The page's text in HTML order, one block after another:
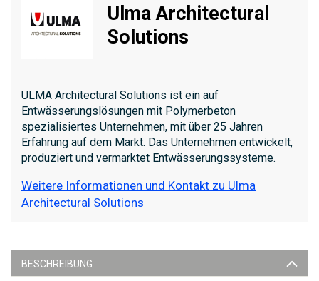
Ulma Architectural
Solutions
ULMA Architectural Solutions ist ein auf
Entwässerungslösungen mit Polymerbeton
spezialisiertes Unternehmen, mit über 25 Jahren
Erfahrung auf dem Markt. Das Unternehmen entwickelt,
produziert und vermarktet Entwässerungssysteme.
Weitere Informationen und Kontakt zu Ulma
Architectural Solutions
BESCHREIBUNG